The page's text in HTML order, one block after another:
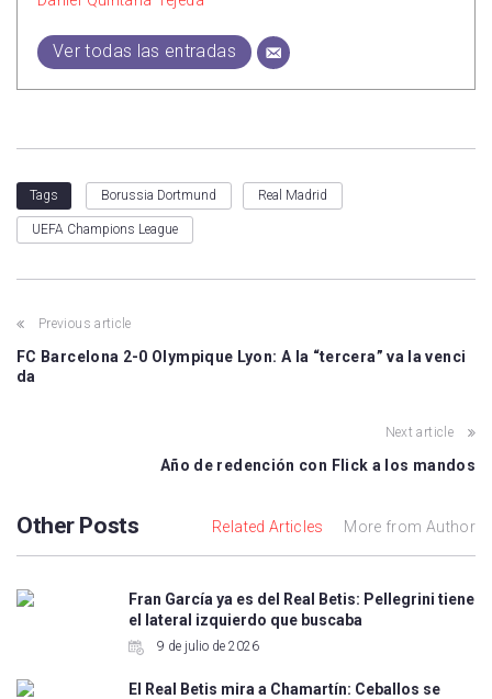
Ver todas las entradas
Tags Borussia Dortmund Real Madrid
UEFA Champions League
Previous article
FC Barcelona 2-0 Olympique Lyon: A la “tercera” va la venci
da
Next article
Año de redención con Flick a los mandos
Other Posts Related Articles More from Author
Fran García ya es del Real Betis: Pellegrini tiene
el lateral izquierdo que buscaba
9 de julio de 2026
El Real Betis mira a Chamartín: Ceballos se